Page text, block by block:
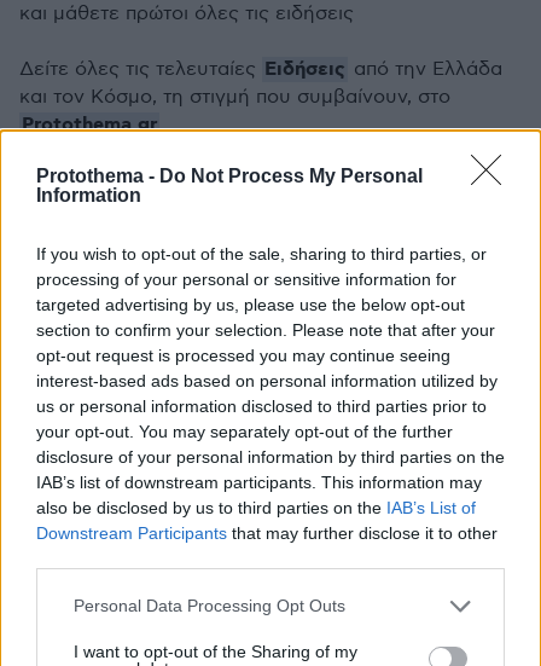
Protothema - Do Not Process My Personal
Information
If you wish to opt-out of the sale, sharing to third parties, or
processing of your personal or sensitive information for
targeted advertising by us, please use the below opt-out
section to confirm your selection. Please note that after your
opt-out request is processed you may continue seeing
interest-based ads based on personal information utilized by
us or personal information disclosed to third parties prior to
your opt-out. You may separately opt-out of the further
disclosure of your personal information by third parties on the
IAB’s list of downstream participants. This information may
also be disclosed by us to third parties on the IAB’s List of
Downstream Participants that may further disclose it to other
Please note that this website/app uses one or more Google
not limited to your visit or usage behaviour. You may click to
Personal Data Processing Opt Outs
I want to opt-out of the Sharing of my
Thema Insights
και μάθετε πρώτοι όλες τις ειδήσεις
Δείτε όλες τις τελευταίες Ειδήσεις από την Ελλάδα
και τον Κόσμο, τη στιγμή που συμβαίνουν, στο
Protothema.gr